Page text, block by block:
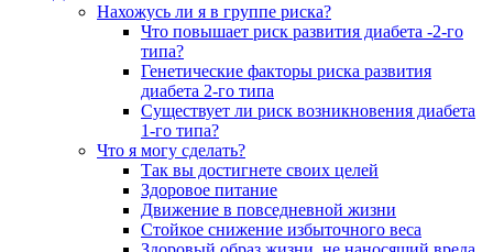
Нахожусь ли я в группе риска?
Что повышает риск развития диабета -2-го
типа?
Генетические факторы риска развития
диабета 2-го типа
Существует ли риск возникновения диабета
1-го типа?
Что я могу сделать?
Так вы достигнете своих целей
Здоровое питание
Движение в повседневной жизни
Стойкое снижение избыточного веса